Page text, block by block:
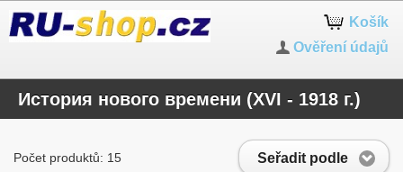
Košík
Ověření údajů
История нового времени (XVI - 1918 г.)
Seřadit podle
Počet produktů: 15